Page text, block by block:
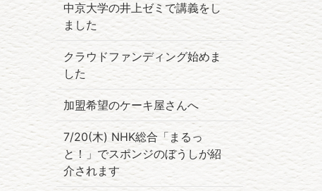
中京大学の井上ゼミで講義をし
ました
クラウドファンディング始めま
した
加盟希望のケーキ屋さんへ
7/20(木) NHK総合「まるっ
と！」でスポンジのぼうしが紹
介されます